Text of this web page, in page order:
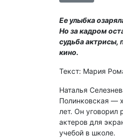
Ее улыбка
Но за кадром
судьба актрисы,
кино.
Текст: Мария
Наталья
Полинковская —
лет. Он уговорил
актеров для
учебой в школе.